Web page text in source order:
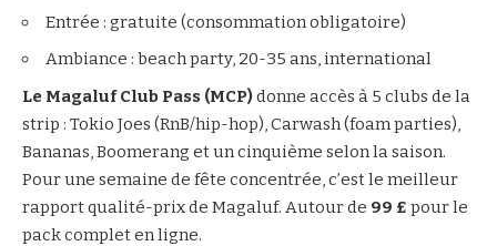
Entrée : gratuite (consommation obligatoire)
Ambiance : beach party, 20-35 ans, international
Le Magaluf Club Pass (MCP)donne accès à 5 clubs de la
strip : Tokio Joes (RnB/hip-hop), Carwash (foam parties),
Bananas, Boomerang et un cinquième selon la saison.
Pour une semaine de fête concentrée, c’est le meilleur
rapport qualité-prix de Magaluf. Autour de 99 £ pour le
pack complet en ligne.